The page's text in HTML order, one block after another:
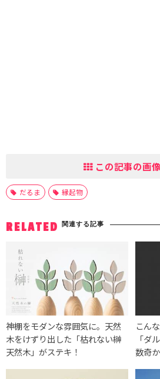
この記事の画
だるま 縁起物
RELATED 関連する記事
神棚をモダンな雰囲気に。天然
木をけずり出した「枯れない榊
天然木」がステキ！
こん
「ダ
数奇